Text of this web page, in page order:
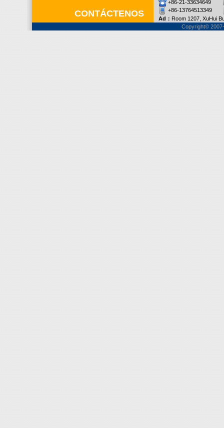
CONTÁCTENOS
+86-21-33634649
+86-13764513349
Ad： Room 1207, XuHui
Copyright©